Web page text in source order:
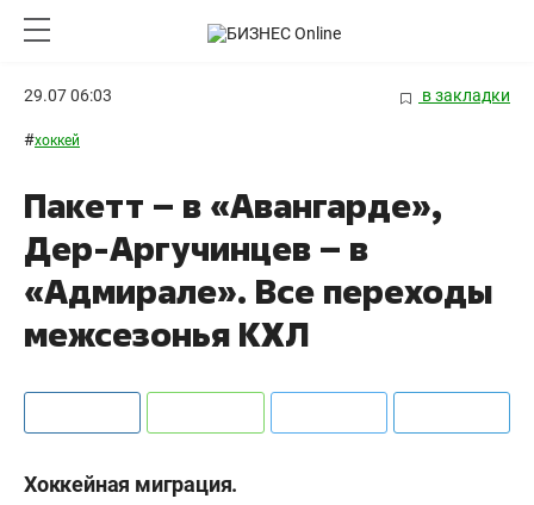
29.07 06:03 в закладки
#хоккей
Пакетт – в «Авангарде»,
Дер-Аргучинцев – в
«Адмирале». Все переходы
межсезонья КХЛ
Хоккейная миграция.